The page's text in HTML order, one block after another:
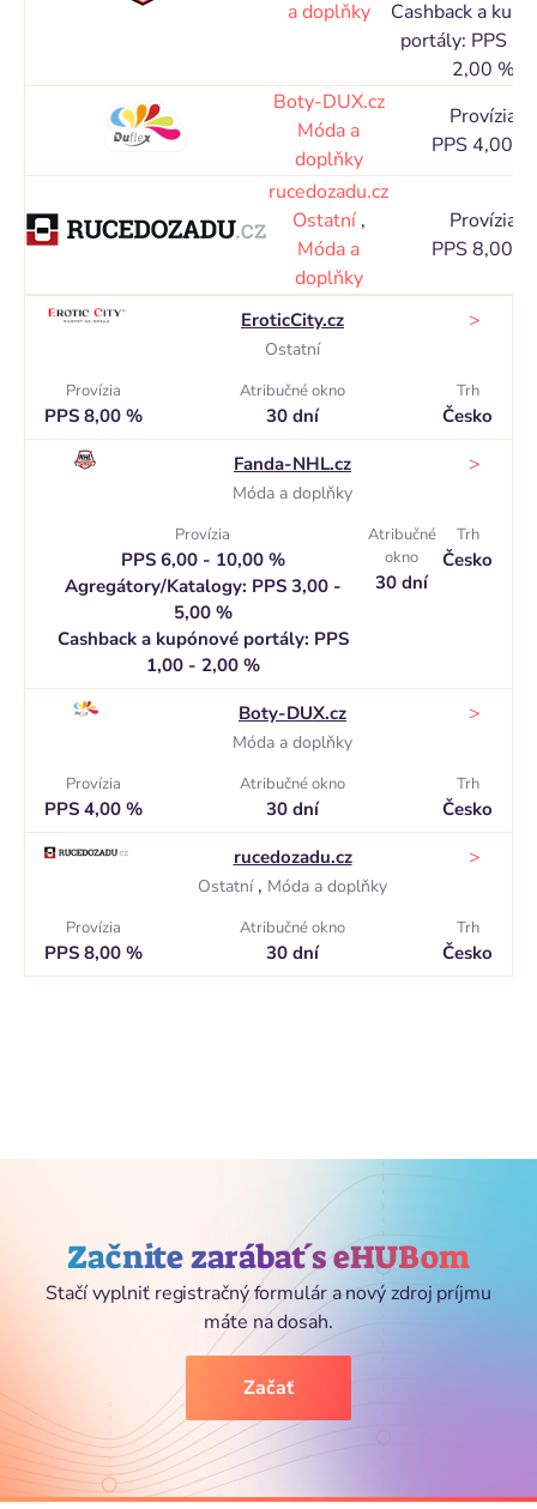
a doplňky
Cashback a
portály: PPS
2,00 %
Boty-DUX.cz
Móda a
doplňky
Provízia
PPS 4,00 %
rucedozadu.cz
Ostatní ,
Móda a
doplňky
Provízia
PPS 8,00 %
EroticCity.cz
Ostatní
>
Provízia
PPS 8,00 %
Atribučné okno
30 dní
Trh
Česko
Fanda-NHL.cz
Móda a doplňky
>
Provízia
PPS 6,00 - 10,00 %
Agregátory/Katalogy: PPS 3,00 -
5,00 %
Cashback a kupónové portály: PPS
1,00 - 2,00 %
Atribučné
okno
30 dní
Trh
Česko
Boty-DUX.cz
Móda a doplňky
>
Provízia
PPS 4,00 %
Atribučné okno
30 dní
Trh
Česko
rucedozadu.cz
Ostatní , Móda a doplňky
>
Provízia
PPS 8,00 %
Atribučné okno
30 dní
Trh
Česko
Začnite zarábať s eHUBom
Stačí vyplniť registračný formulár a nový zdroj príjmu
máte na dosah.
Začať